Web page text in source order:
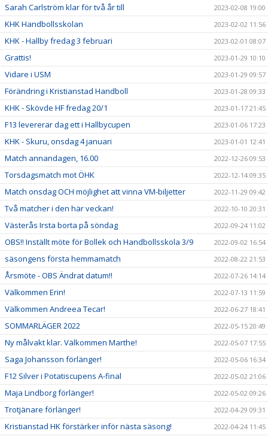
Sarah Carlström klar för två år till 2023-02-08 19:00
KHK Handbollsskolan 2023-02-02 11:56
KHK - Hallby fredag 3 februari 2023-02-01 08:07
Grattis! 2023-01-29 10:10
Vidare i USM 2023-01-29 09:57
Förändring i Kristianstad Handboll 2023-01-28 09:33
KHK - Skövde HF fredag 20/1 2023-01-17 21:45
F13 levererar dag ett i Hallbycupen 2023-01-06 17:23
KHK - Skuru, onsdag 4 januari 2023-01-01 12:41
Match annandagen, 16.00 2022-12-26 09:53
Torsdagsmatch mot ÖHK 2022-12-14 09:35
Match onsdag OCH möjlighet att vinna VM-biljetter 2022-11-29 09:42
Två matcher i den här veckan! 2022-10-10 20:31
Västerås Irsta borta på söndag 2022-09-24 11:02
OBS!! Inställt möte för Bollek och Handbollsskola 3/9 2022-09-02 16:54
säsongens första hemmamatch 2022-08-22 21:53
Årsmöte - OBS Ändrat datum!! 2022-07-26 14:14
Välkommen Erin! 2022-07-13 11:59
Välkommen Andreea Tecar! 2022-06-27 18:41
SOMMARLÄGER 2022 2022-05-15 20:49
Ny målvakt klar. Välkommen Marthe! 2022-05-07 17:55
Saga Johansson förlänger! 2022-05-06 16:34
F12 Silver i Potatiscupens A-final 2022-05-02 21:06
Maja Lindborg förlänger! 2022-05-02 09:26
Trotjänare förlänger! 2022-04-29 09:31
Kristianstad HK förstärker inför nästa säsong! 2022-04-24 11:45